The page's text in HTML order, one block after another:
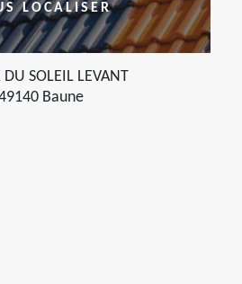
LOCALISER
DU SOLEIL LEVANT
Baune